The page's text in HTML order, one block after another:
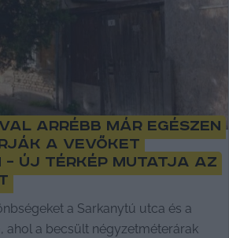
arrébb már egészen
a vevőket
– új térkép mutatja az
a Sarkanytú utca és a
ahol a becsült négyzetméterárak